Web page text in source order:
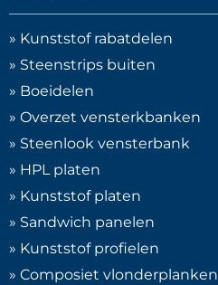
» Kunststof rabatdelen
» Steenstrips buiten
» Boeidelen
» Overzet vensterkbanken
» Steenlook vensterbank
» HPL platen
» Kunststof platen
» Sandwich panelen
» Kunststof profielen
» Composiet vlonderplanken